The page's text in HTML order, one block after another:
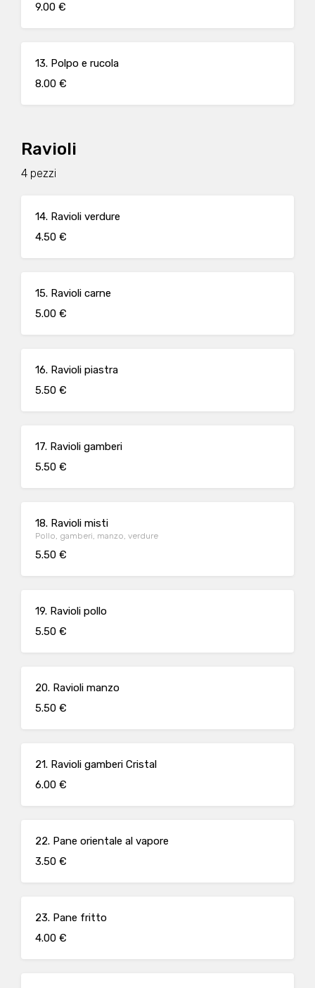
9.00 €
13. Polpo e rucola
8.00 €
Ravioli
4 pezzi
14. Ravioli verdure
4.50 €
15. Ravioli carne
5.00 €
16. Ravioli piastra
5.50 €
17. Ravioli gamberi
5.50 €
18. Ravioli misti
Pollo, gamberi, manzo, verdure
5.50 €
19. Ravioli pollo
5.50 €
20. Ravioli manzo
5.50 €
21. Ravioli gamberi Cristal
6.00 €
22. Pane orientale al vapore
3.50 €
23. Pane fritto
4.00 €